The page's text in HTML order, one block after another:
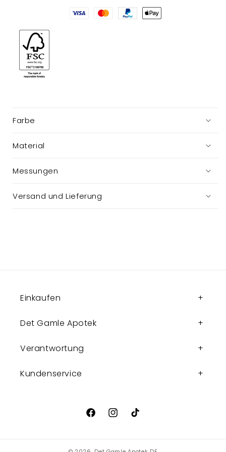
Farbe
Material
Messungen
Versand und Lieferung
Einkaufen
Det Gamle Apotek
Verantwortung
Kundenservice
FacebookInstagram
TikTok